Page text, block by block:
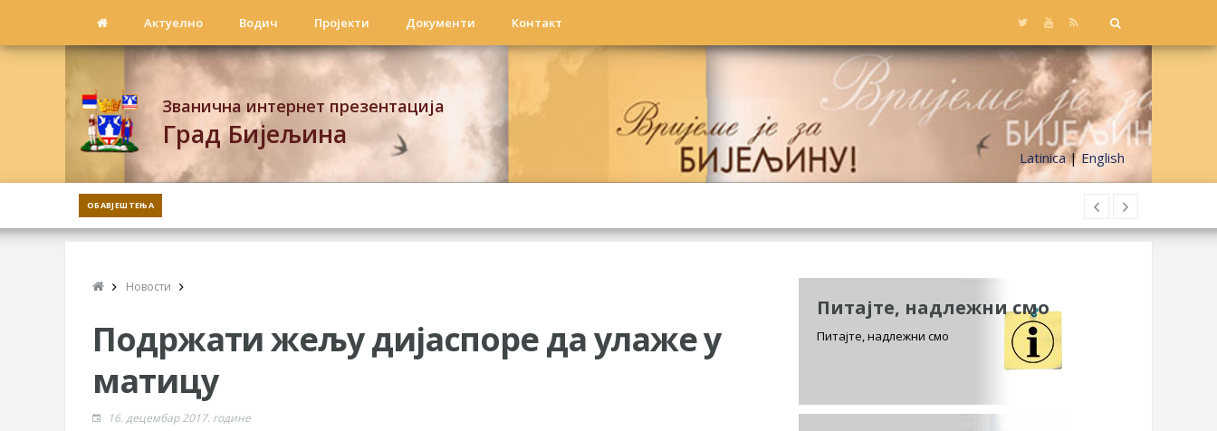
Актуелно Водич Пројекти Документи Контакт
Latinica| English
Званична интернет презентација
Град Бијељина
ОБАВЈЕШТЕЊА
Новости
Подржати жељу дијаспоре да улаже у
матицу
16. децембар 2017. године
Питајте, надлежни смо
Питајте, надлежни смо